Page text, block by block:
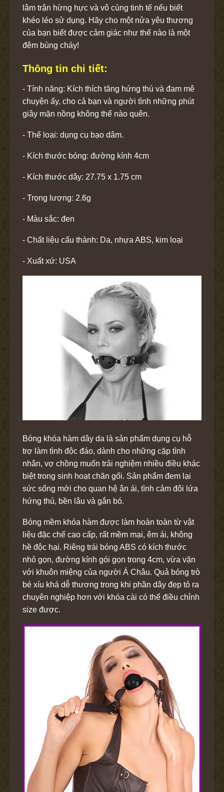
lâm trận hừng hực và vô cùng tinh tế nếu biết
khéo léo sử dụng. Hãy cho một nửa yêu thương
của bạn biết được cảm giác như thế nào là một
đêm bùng cháy!
Thông tin chi tiết:
- Tính năng: Kích thích tăng hứng thú và đam mê
chuyện ấy, cho cả bạn và người tình những phút
giây mặn nồng không thể nào quên.
- Thể loại: dụng cụ bạo dâm.
- Kích thước bóng: đường kính 4cm
- Kích thước dây: 27.75 x 1.75 cm
- Trọng lượng: 2.6g
- Màu sắc: đen
- Chất liệu cấu thành: Da, nhựa ABS, kim loại
- Xuất xứ: USA
Bóng khóa hàm dây da là sản phẩm dụng cụ hỗ
trợ làm tình độc đáo, dành cho những cặp tình
nhân, vợ chồng muốn trải nghiệm nhiều điều khác
biệt trong sinh hoạt chăn gối. Sản phẩm đem lại
sức sống mới cho quan hệ ân ái, tình cảm đôi lứa
hứng thú, bền lâu và gắn bó.
Bóng mềm khóa hàm được làm hoàn toàn từ vật
liệu đặc chế cao cấp, rất mềm mại, êm ái, không
hề độc hại. Riêng trái bóng ABS có kích thước
nhỏ gọn, đường kính gói gọn trong 4cm, vừa vặn
với khuôn miệng của người Á Châu. Quả bóng trò
bé xíu khá dễ thương trong khi phần dây đep tỏ ra
chuyên nghiệp hơn với khóa cài có thể điều chỉnh
size được.